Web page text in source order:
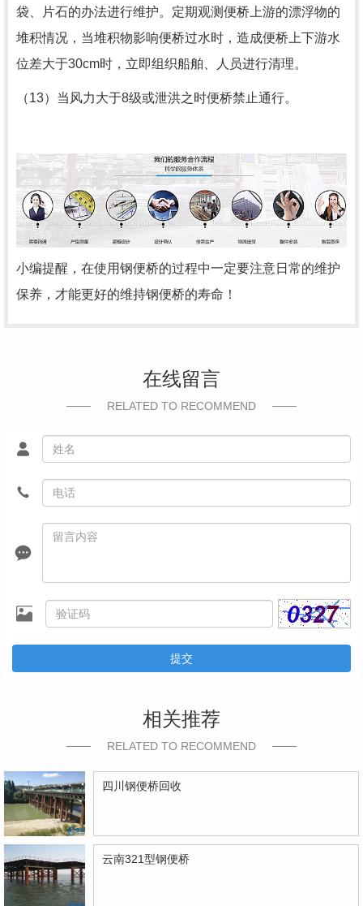
袋、片石的办法进行维护。定期观测便桥上游的漂浮物的
堆积情况，当堆积物影响便桥过水时，造成便桥上下游水
位差大于30cm时，立即组织船舶、人员进行清理。
（13）当风力大于8级或泄洪之时便桥禁止通行。
小编提醒，在使用钢便桥的过程中一定要注意日常的维护
保养，才能更好的维持钢便桥的寿命！
在线留言
RELATED TO RECOMMEND
提交
相关推荐
RELATED TO RECOMMEND
四川钢便桥回收
云南321型钢便桥